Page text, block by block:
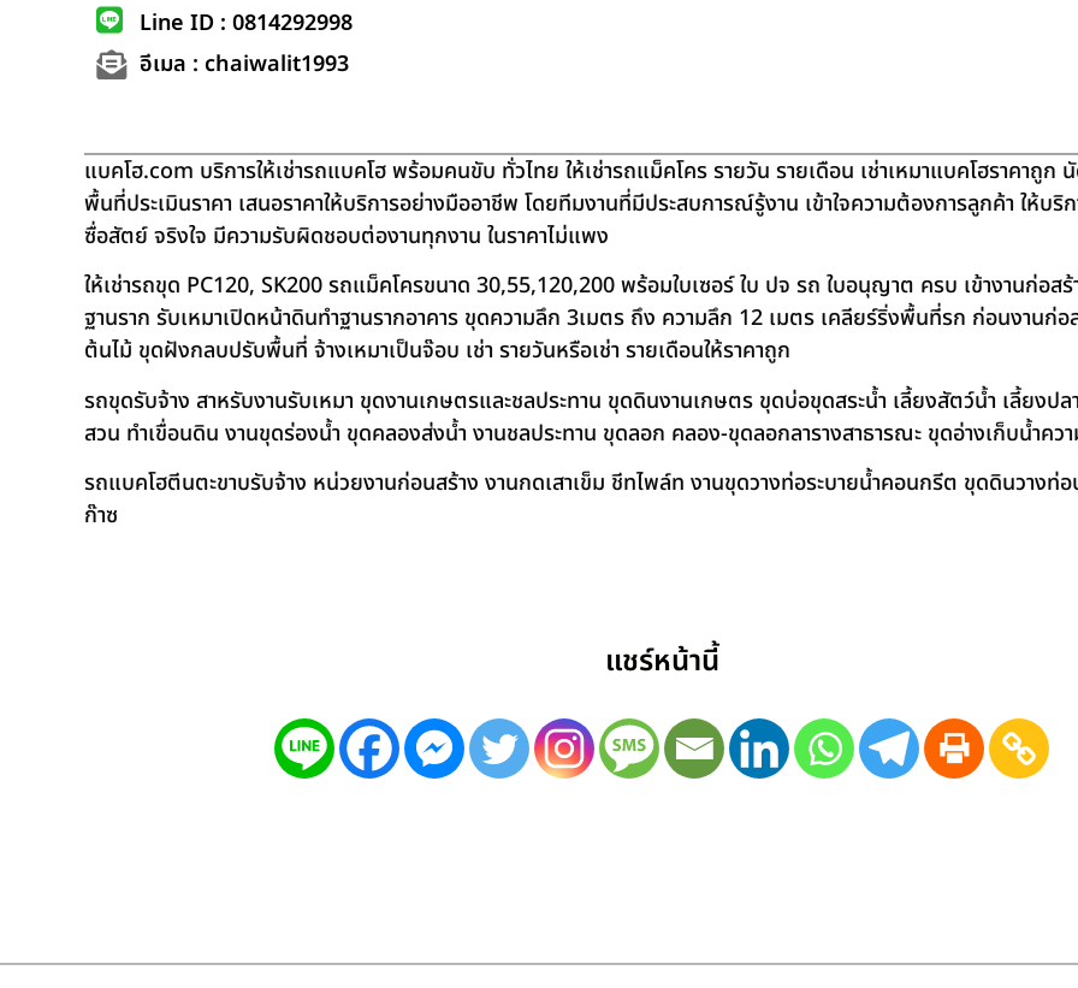
Line ID : 0814292998
อีเมล : chaiwalit1993
แบคโฮ.com บริการให้เช่ารถแบคโฮ พร้อมคนขับ ทั่วไทย ให้เช่ารถแม็คโคร รายวัน รายเดือน เช่าเหมาแบคโฮราคาถูก
พื้นที่ประเมินราคา เสนอราคาให้บริการอย่างมืออาชีพ โดยทีมงานที่มีประสบการณ์รู้งาน เข้าใจความต้องการลูกค้า ให้บริ
ซื่อสัตย์ จริงใจ มีความรับผิดชอบต่องานทุกงาน ในราคาไม่แพง
ให้เช่ารถขุด PC120, SK200 รถแม็คโครขนาด 30,55,120,200 พร้อมใบเซอร์ ใบ ปจ รถ ใบอนุญาต ครบ เข้างานก่อส
ฐานราก รับเหมาเปิดหน้าดินทำฐานรากอาคาร ขุดความลึก 3เมตร ถึง ความลึก 12 เมตร เคลียร์ริ่งพื้นที่รก ก่อนงานก่อ
ต้นไม้ ขุดฝังกลบปรับพื้นที่ จ้างเหมาเป็นจ๊อบ เช่า รายวันหรือเช่า รายเดือนให้ราคาถูก
รถขุดรับจ้าง สาหรับงานรับเหมา ขุดงานเกษตรและชลประทาน ขุดดินงานเกษตร ขุดบ่อขุดสระน้ำ เลี้ยงสัตว์น้ำ เลี้ยงป
สวน ทำเขื่อนดิน งานขุดร่องน้ำ ขุดคลองส่งน้ำ งานชลประทาน ขุดลอก คลอง-ขุดลอกลารางสาธารณะ ขุดอ่างเก็บน้ำคว
รถแบคโฮตีนตะขาบรับจ้าง หน่วยงานก่อนสร้าง งานกดเสาเข็ม ชีทไพล์ท งานขุดวางท่อระบายน้ำคอนกรีต ขุดดินวางท่อ
ก๊าซ
แชร์หน้านี้